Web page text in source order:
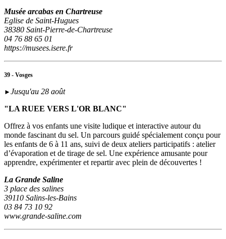
Musée arcabas en Chartreuse
Eglise de Saint-Hugues
38380 Saint-Pierre-de-Chartreuse
04 76 88 65 01
https://musees.isere.fr
39 - Vosges
► Jusqu'au 28 août
"LA RUEE VERS L'OR BLANC"
Offrez à vos enfants une visite ludique et interactive autour du
monde fascinant du sel. Un parcours guidé spécialement conçu pour
les enfants de 6 à 11 ans, suivi de deux ateliers participatifs : atelier
d’évaporation et de tirage de sel. Une expérience amusante pour
apprendre, expérimenter et repartir avec plein de découvertes !
La Grande Saline
3 place des salines
39110 Salins-les-Bains
03 84 73 10 92
www.grande-saline.com